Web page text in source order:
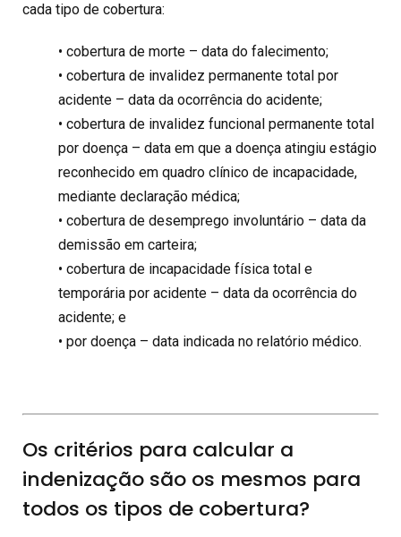
cada tipo de cobertura:
• cobertura de morte – data do falecimento;
• cobertura de invalidez permanente total por
acidente – data da ocorrência do acidente;
• cobertura de invalidez funcional permanente total
por doença – data em que a doença atingiu estágio
reconhecido em quadro clínico de incapacidade,
mediante declaração médica;
• cobertura de desemprego involuntário – data da
demissão em carteira;
• cobertura de incapacidade física total e
temporária por acidente – data da ocorrência do
acidente; e
• por doença – data indicada no relatório médico.
Os critérios para calcular a
indenização são os mesmos para
todos os tipos de cobertura?